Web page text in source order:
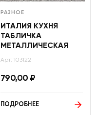
РАЗНОЕ
ИТАЛИЯ КУХНЯ
ТАБЛИЧКА
МЕТАЛЛИЧЕСКАЯ
Арт: 103122
790,00 ₽
ПОДРОБНЕЕ